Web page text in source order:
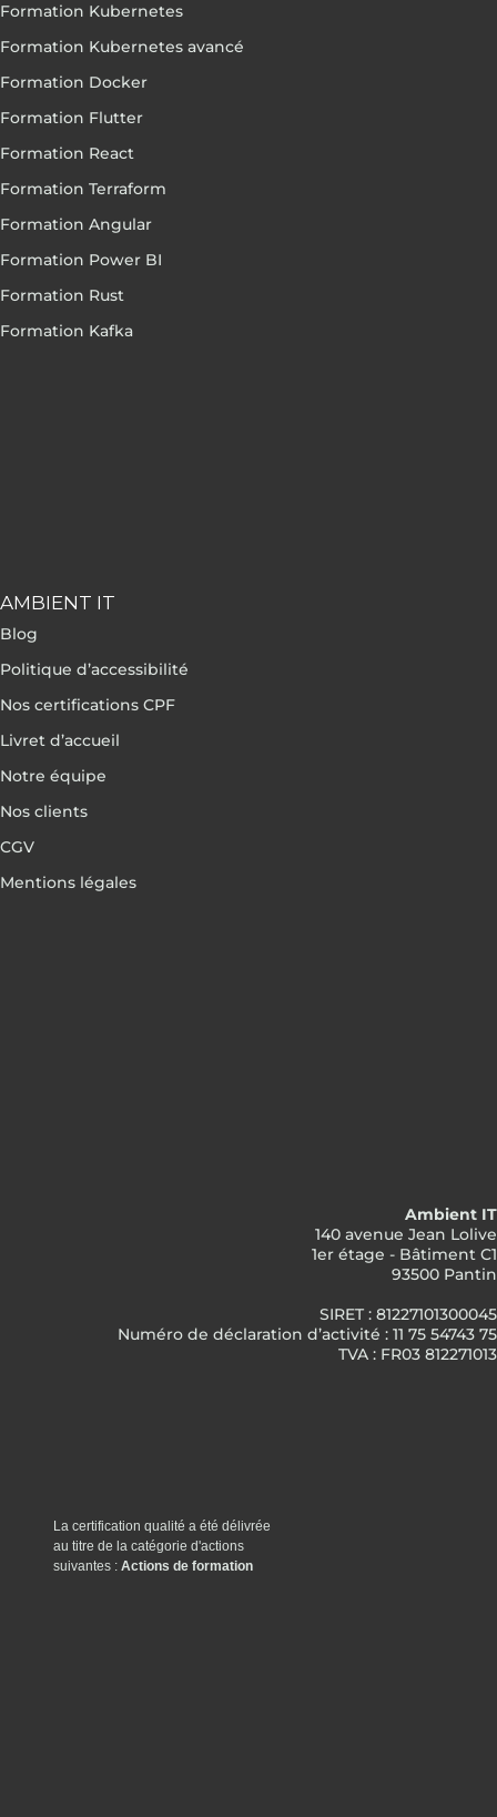
Formation Kubernetes
Formation Kubernetes avancé
Formation Docker
Formation Flutter
Formation React
Formation Terraform
Formation Angular
Formation Power BI
Formation Rust
Formation Kafka
AMBIENT IT
Blog
Politique d’accessibilité
Nos certifications CPF
Livret d’accueil
Notre équipe
Nos clients
CGV
Mentions légales
Ambient IT
140 avenue Jean Lolive
1er étage - Bâtiment C1
93500 Pantin
SIRET : 81227101300045
Numéro de déclaration d’activité : 11 75 54743 75
TVA : FR03 812271013
La certification qualité a été délivrée
au titre de la catégorie d'actions
suivantes : Actions de formation